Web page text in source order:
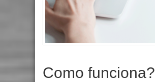
Como funciona?